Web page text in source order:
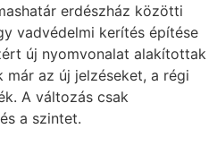
erdészház közötti
vadvédelmi kerítés építése
új nyomvonalat alakítottak
az új jelzéseket, a régi
A változás csak
a szintet.